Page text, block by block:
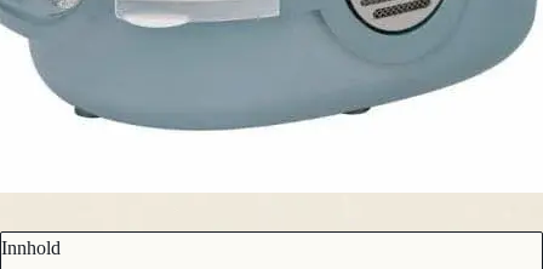
Innhold